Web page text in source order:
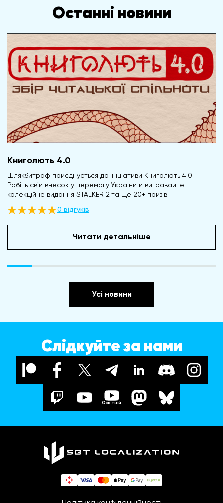
Останні новини
Книголють 4.0
Шлякбитраф приєднується до ініціативи Книголють 4.0.
Робіть свій внесок у перемогу України й вигравайте
колекційне видання STALKER 2 та ще 20+ призів!
0 відгуків
Читати детальніше
Усі новини
Слідкуйте за нами
Освітній